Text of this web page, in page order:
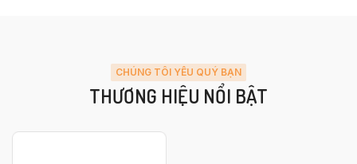
CHÚNG TÔI YÊU QUÝ BẠN
THƯƠNG HIỆU NỔI BẬT